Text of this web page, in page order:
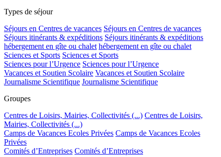
Types de séjour
Séjours en Centres de vacances Séjours en Centres de vacances
Séjours itinérants & expéditions Séjours itinérants & expéditions
hébergement en gîte ou chalet hébergement en gîte ou chalet
Sciences et Sports Sciences et Sports
Sciences pour l’Urgence Sciences pour l’Urgence
Vacances et Soutien Scolaire Vacances et Soutien Scolaire
Journalisme Scientifique Journalisme Scientifique
Groupes
Centres de Loisirs, Mairies, Collectivités (...) Centres de Loisirs,
Mairies, Collectivités (...)
Camps de Vacances Ecoles Privées Camps de Vacances Ecoles
Privées
Comités d’Entreprises Comités d’Entreprises